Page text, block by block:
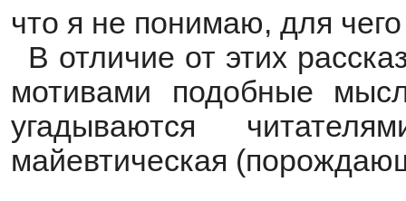
что я не понимаю, для
В отличие от этих
мотивами подобные
угадываются
майевтическая